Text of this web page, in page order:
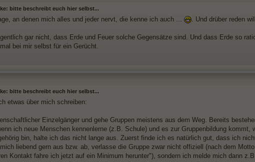
bitte beschreibt euch hier selbst...
an denen mich alles und jeder nervt, die kenne ich auch ... . Und drüber reden
gar nicht, dass Erde und Feuer solche Gegensätze sind. Und dass Erde so
bei mir selbst für ein Gerücht.
bitte beschreibt euch hier selbst...
etwas über mich schreiben:
Einzelgänger und gehe Gruppen meistens aus dem Weg. Bereits
ich neue Menschen kennenlerne (z.B. Schule) und es zur Gruppenbildung kommt,
bin, halte ich das nicht lange aus. Zuerst finde ich es natürlich gut, dass ich
liebend gern aus bzw. ab, verlasse die Gruppe zwar nicht offiziell (nach dem
Kontakt fahre ich jetzt auf ein Minimum herunter"), sondern ich melde mich dann